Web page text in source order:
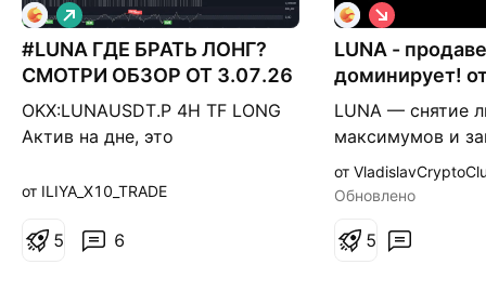
#LUNA ГДЕ БРАТЬ ЛОНГ?
СМОТРИ ОБЗОР ОТ 3.07.26
OKX:LUNAUSDT.P 4H TF LONG
Актив на дне, это
может как снижаться вплоть
с текущих Сделка для
Д
л
и
н
н
а
я
от ILIYA_X10_TRADE
6
5
LUNA -
доминирует!
шорт
LUNA — снятие
максимумов и
внутри
консолидации.
покупателя
К
о
р
т
к
а
я
от
Обновлено
5